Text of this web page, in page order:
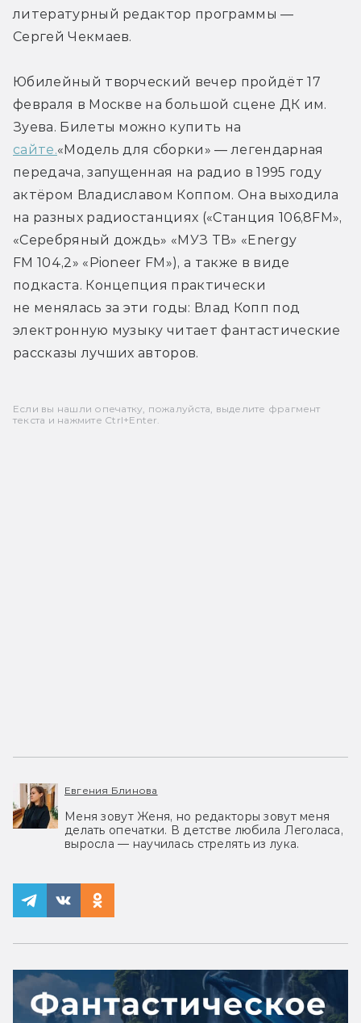
литературный редактор программы —
Сергей Чекмаев.
Юбилейный творческий вечер пройдёт 17
февраля в Москве на большой сцене ДК им.
сайте.«Модель для сборки» — легендарная
передача, запущенная на радио в 1995 году
актёром Владиславом Коппом. Она выходила
на разных радиостанциях («Станция 106,8FM»,
«Серебряный дождь» «МУЗ ТВ» «Energy
FM 104,2» «Pioneer FM»), а также в виде
подкаста. Концепция практически
не менялась за эти годы: Влад Копп под
электронную музыку читает фантастические
рассказы лучших авторов.
Если вы нашли опечатку, пожалуйста, выделите фрагмент
текста и нажмите Ctrl+Enter.
Евгения Блинова
Меня зовут Женя, но редакторы зовут меня
делать опечатки. В детстве любила Леголаса,
выросла — научилась стрелять из лука.